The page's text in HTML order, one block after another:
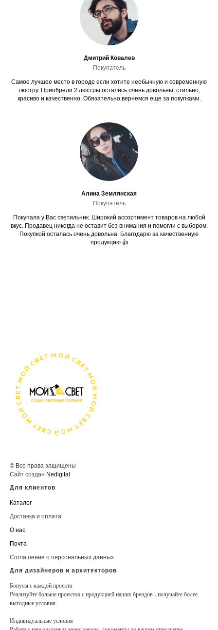
Дмитрий Ковалев
Покупатель
Самое лучшее место в городе если хотите необычную и современную
люстру. Приобрели 2 люстры остались очень довольны, стильно,
красиво и качественно. Обязательно вернемся еще за покупками.
Алина Землянская
Покупатель
Покупала у Вас светильник. Широкий ассортимент товаров на любой
вкус. Продавец никогда не оставит без внимания и помогли с выбором.
Покупкой осталась очень довольна. Благодарю за качественную
продукцию 👍
© Все права защищены
Сайт создан Nedigital
Для клиентов
Каталог
Доставка и оплата
О нас
Почта
Соглашение о персональных данных
Для дизайнеров и архитекторов
Бонусы с каждой проекта
Реализуйте больше проектов с продукцией наших брендов - получайте более
выгодные условия.
Индивидуальные условия